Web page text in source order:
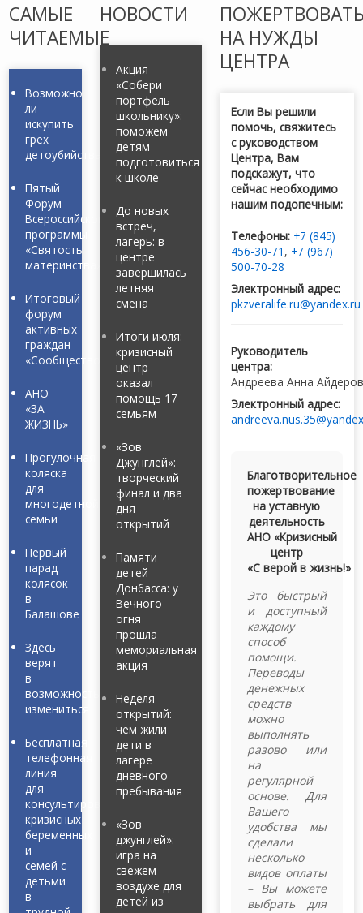
САМЫЕ
ЧИТАЕМЫЕ
Возможно
ли
искупить
грех
детоубийства?
Пятый
Форум
Всероссийской
программы
«Святость
материнства»
Итоговый
форум
активных
граждан
«Сообщество»
АНО
«ЗА
ЖИЗНЬ»
Прогулочная
коляска
для
многодетной
семьи
Первый
парад
колясок
в
Балашове
Здесь
верят
в
возможность
измениться
Бесплатная
телефонная
линия
для
консультирования
кризисных
беременных
и
семей с
детьми
в
НОВОСТИ
Акция
«Собери
портфель
школьнику»:
поможем
детям
подготовиться
к школе
До новых
встреч,
лагерь: в
центре
завершилась
летняя
смена
Итоги июля:
кризисный
центр
оказал
помощь 17
семьям
«Зов
Джунглей»:
творческий
финал и два
дня
открытий
Памяти
детей
Донбасса: у
Вечного
огня
прошла
мемориальная
акция
Неделя
открытий:
чем жили
дети в
лагере
дневного
пребывания
«Зов
джунглей»:
игра на
свежем
воздухе для
детей из
НА НУЖДЫ
ЦЕНТРА
Если Вы решили
помочь, свяжитесь
с руководством
Центра, Вам
подскажут, что
сейчас необходимо
нашим подопечным:
Телефоны: +7 (845)
456-30-71 , +7 (967)
500-70-28
Электронный адрес:
pkzveralife.ru@yandex.ru
Руководитель
центра:
Андреева Анна
Электронный адрес:
Благотворительное
пожертвование
на уставную
деятельность
АНО «Кризисный
центр
«С верой в жизнь!»
Это быстрый
и доступный
каждому
способ
помощи.
Переводы
денежных
средств
можно
выполнять
разово или
на
регулярной
основе. Для
Вашего
удобства мы
сделали
несколько
видов оплаты
– Вы можете
выбрать для